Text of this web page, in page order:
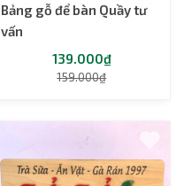
Bảng gỗ để bàn Quầy tư
vấn
139.000₫
159.000₫